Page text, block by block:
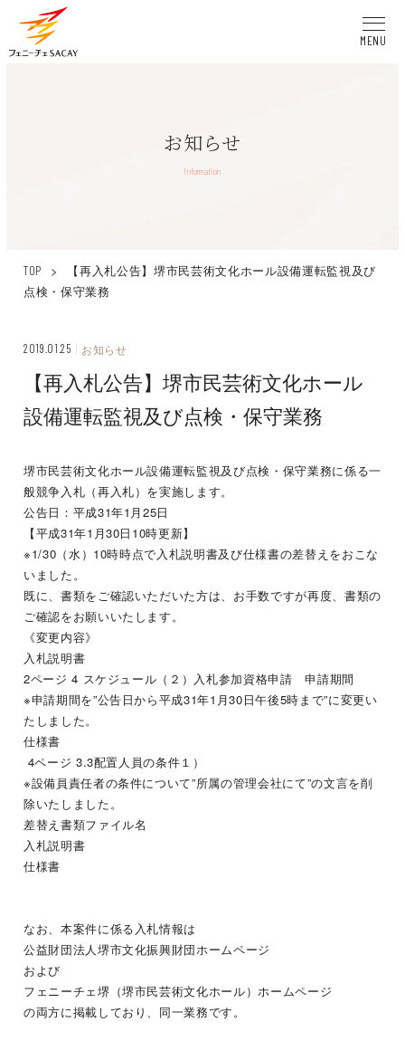
MENU
お知らせ
Information
TOP >
【再入札公告】堺市民芸術文化ホール設備運転監視及び
点検・保守業務
2019.01.25 お知らせ
【再入札公告】堺市民芸術文化ホール
設備運転監視及び点検・保守業務
堺市民芸術文化ホール設備運転監視及び点検・保守業務に係る一
般競争入札（再入札）を実施します。
公告日：平成31年1月25日
【平成31年1月30日10時更新】
※1/30（水）10時時点で入札説明書及び仕様書の差替えをおこな
いました。
既に、書類をご確認いただいた方は、お手数ですが再度、書類の
ご確認をお願いいたします。
《変更内容》
入札説明書
2ページ 4 スケジュール（２）入札参加資格申請 申請期間
※申請期間を”公告日から平成31年1月30日午後5時まで”に変更い
たしました。
仕様書
4ページ 3.3配置人員の条件１）
※設備員責任者の条件について”所属の管理会社にて”の文言を削
除いたしました。
差替え書類ファイル名
入札説明書
仕様書
なお、本案件に係る入札情報は
公益財団法人堺市文化振興財団ホームページ
および
フェニーチェ堺（堺市民芸術文化ホール）ホームページ
の両方に掲載しており、同一業務です。